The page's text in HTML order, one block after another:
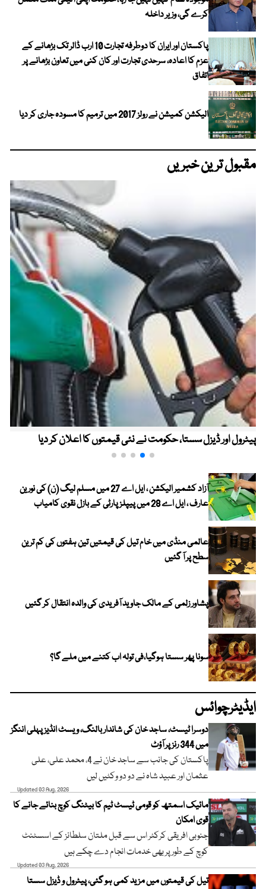
کرے گی، وزیر داخلہ
پاکستان اور ایران کا دوطرفہ تجارت 10 ارب ڈالر تک بڑھانے کے
عزم کا اعادہ، سرحدی تجارت اور کان کنی میں تعاون بڑھانے پر
اتفاق
الیکشن کمیشن نے رولز 2017 میں ترمیم کا مسودہ جاری کر دیا
مقبول ترین خبریں
پیٹرول اور ڈیزل سستا، حکومت نے نئی قیمتوں کا اعلان کر دیا
آزاد کشمیر الیکشن ، ایل اے 27 میں مسلم لیگ (ن) کی نورین
عارف ، ایل اے 28 میں پیپلز پارٹی کے بازل نقوی کامیاب
عالمی منڈی میں خام تیل کی قیمتیں تین ہفتوں کی کم ترین
سطح پر آ گئیں
پشاور زلمی کے مالک جاوید آفریدی کی والدہ انتقال کر گئیں
سونا پھر سستا ہوگیا،فی تولہ اب کتنے میں ملے گا؟
ایڈیٹرچوائس
دوسرا ٹیسٹ، ساجد خان کی شاندار بالنگ، ویسٹ انڈیز پہلی اننگز
میں 344 رنز پر آؤٹ
پاکستان کی جانب سے ساجد خان نے 4، محمد علی، علی
عثمان اور عبید شاہ نے دو دو وکٹیں لیں
Updated 03 Aug, 2026
مائیک اسمتھ کو قومی ٹیسٹ ٹیم کا بیٹنگ کوچ بنائے جانے کا
قوی امکان
جنوبی افریقی کرکٹر اس سے قبل ملتان سلطانز کے اسسٹنٹ
کوچ کے طور پر بھی خدمات انجام دے چکے ہیں
Updated 03 Aug, 2026
تیل کی قیمتوں میں مزید کمی ہو گئی، پیٹرول و ڈیزل سستا